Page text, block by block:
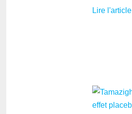
Lire l'article